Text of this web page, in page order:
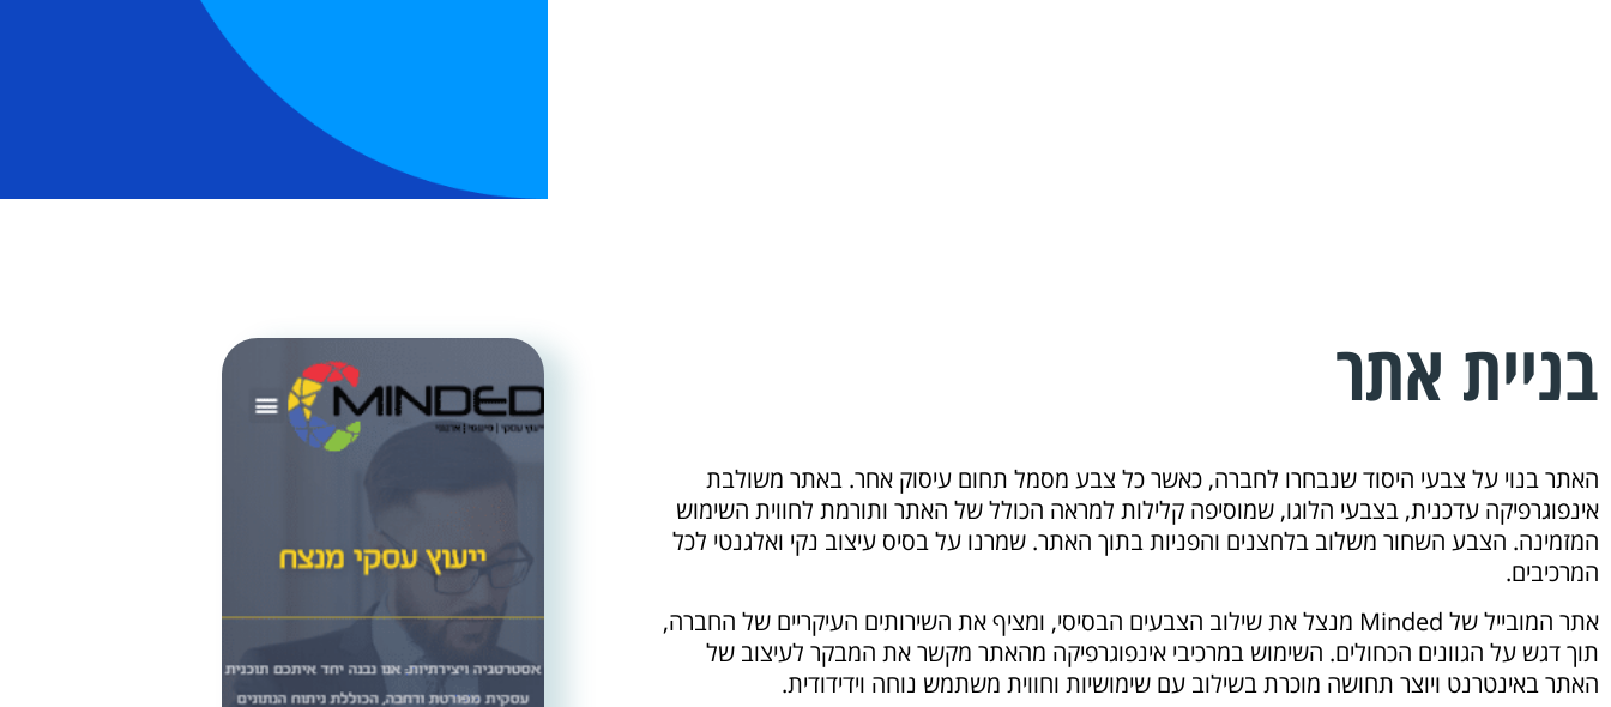
בניית אתר
האתר בנוי על צבעי היסוד שנבחרו לחברה, כאשר כל צבע מסמל תחום עיסוק אחר. באתר משולבת
אינפוגרפיקה עדכנית, בצבעי הלוגו, שמוסיפה קלילות למראה הכולל של האתר ותורמת לחווית השימוש
המזמינה. הצבע השחור משלוב בלחצנים והפניות בתוך האתר. שמרנו על בסיס עיצוב נקי ואלגנטי לכל
המרכיבים.
אתר המובייל של Minded מנצל את שילוב הצבעים הבסיסי, ומציף את השירותים העיקריים של החברה,
תוך דגש על הגוונים הכחולים. השימוש במרכיבי אינפוגרפיקה מהאתר מקשר את המבקר לעיצוב של
האתר באינטרנט ויוצר תחושה מוכרת בשילוב עם שימושיות וחווית משתמש נוחה וידידודית.